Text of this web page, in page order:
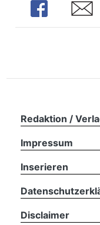
Share Share
Redaktion /
Impressum
Inserieren
Disclaimer